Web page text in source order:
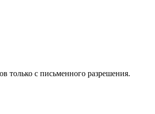
с письменного разрешения.